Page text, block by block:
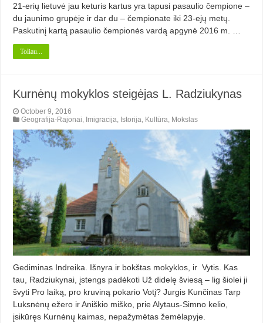
21-erių lietuvė jau keturis kartus yra tapusi pasaulio čempione –
du jaunimo grupėje ir dar du – čempionate iki 23-ejų metų.
Paskutinį kartą pasaulio čempionės vardą apgynė 2016 m. …
Toliau...
Kurnėnų mokyklos steigėjas L. Radziukynas
October 9, 2016
Geografija-Rajonai, Imigracija, Istorija, Kultūra, Mokslas
Gediminas Indreika. Išnyra ir bokštas mokyklos, ir Vytis. Kas
tau, Radziukynai, įstengs padėkoti Už didelę šviesą – lig šiolei ji
švyti Pro laiką, pro kruviną pokario Votį? Jurgis Kunčinas Tarp
Luksnėnų ežero ir Aniškio miško, prie Alytaus-Simno kelio,
įsikūręs Kurnėnų kaimas, nepažymėtas žemėlapyje.